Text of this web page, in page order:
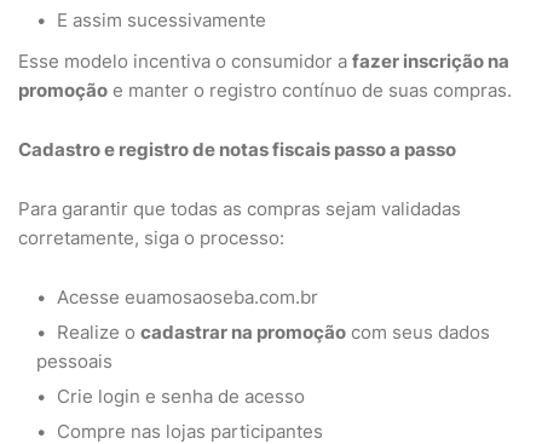
E assim sucessivamente
Esse modelo incentiva o consumidor a fazer inscrição na
promoção e manter o registro contínuo de suas compras.
Cadastro e registro de notas fiscais passo a passo
Para garantir que todas as compras sejam validadas
corretamente, siga o processo:
Acesse euamosaoseba.com.br
Realize o cadastrar na promoção com seus dados
pessoais
Crie login e senha de acesso
Compre nas lojas participantes